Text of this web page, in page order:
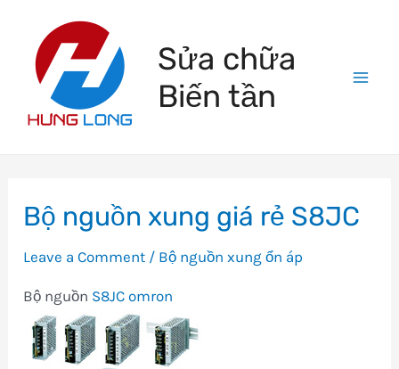
content
Sửa chữa
Biến tần
Bộ nguồn xung giá rẻ S8JC
Leave a Comment / Bộ nguồn xung ổn áp
Bộ nguồn S8JC omron